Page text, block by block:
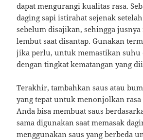
dapat mengurangi kualitas rasa.
daging sapi istirahat sejenak
sebelum disajikan, sehingga jusnya
lembut saat disantap. Gunakan
jika perlu, untuk memastikan suhu
dengan tingkat kematangan yang
Terakhir, tambahkan saus atau
yang tepat untuk menonjolkan rasa
Anda bisa membuat saus
sama digunakan saat memasak
menggunakan saus yang berbeda